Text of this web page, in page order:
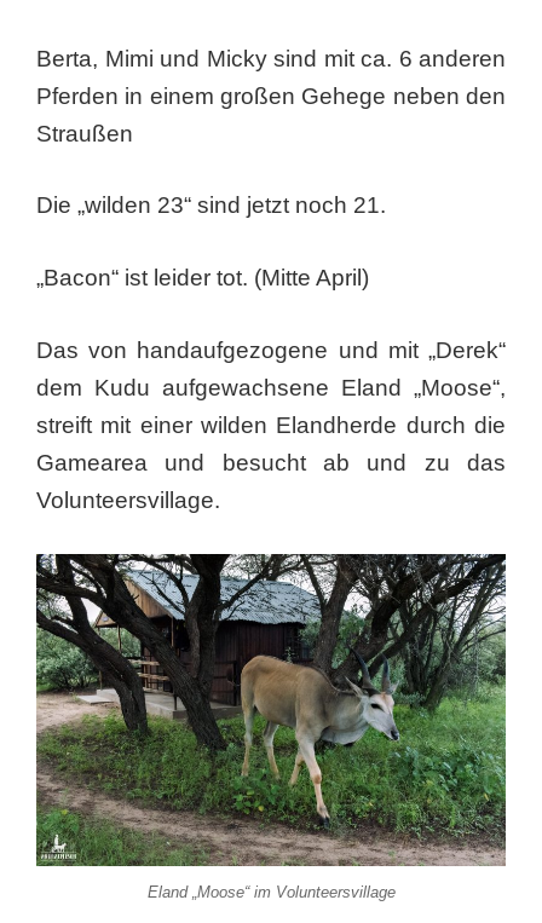
Berta, Mimi und Micky sind mit ca. 6 anderen
Pferden in einem großen Gehege neben den
Straußen
Die „wilden 23“ sind jetzt noch 21.
„Bacon“ ist leider tot. (Mitte April)
Das von handaufgezogene und mit „Derek“
dem Kudu aufgewachsene Eland „Moose“,
streift mit einer wilden Elandherde durch die
Gamearea und besucht ab und zu das
Volunteersvillage.
Eland „Moose“ im Volunteersvillage